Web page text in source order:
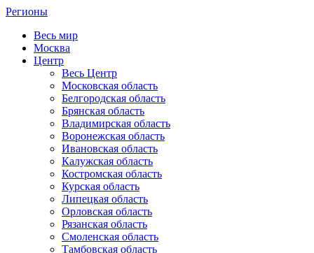
Регионы
Весь мир
Москва
Центр
Весь Центр
Московская область
Белгородская область
Брянская область
Владимирская область
Воронежская область
Ивановская область
Калужская область
Костромская область
Курская область
Липецкая область
Орловская область
Рязанская область
Смоленская область
Тамбовская область